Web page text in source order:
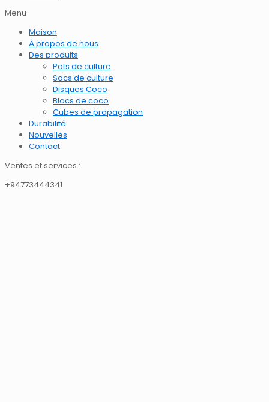
Menu
Maison
À propos de nous
Des produits
Pots de culture
Sacs de culture
Disques Coco
Blocs de coco
Cubes de propagation
Durabilité
Nouvelles
Contact
Ventes et services :
+94773444341